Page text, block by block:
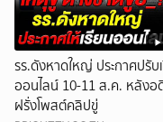
รร.ดังหาดใหญ่ ประกาศปรับ
ออนไลน์ 10-11 ส.ค. หลังอ
ฝรั่งโพสต์คลิปขู่